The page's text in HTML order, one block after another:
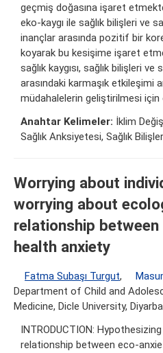
geçmiş doğasına işaret
eko-kaygı ile sağlık bilişleri ve
inançlar arasında pozitif bir
koyarak bu kesişime işaret
sağlık kaygısı, sağlık bilişleri
arasındaki karmaşık etkileşimi
müdahalelerin geliştirilmesi için
Anahtar Kelimeler: İklim
Sağlık Anksiyetesi, Sağlık
Worrying about
worrying about
relationship
health anxiety
Fatma Subaşı Turgut,
Department of Child and
Medicine, Dicle University,
INTRODUCTION:
relationship between eco-